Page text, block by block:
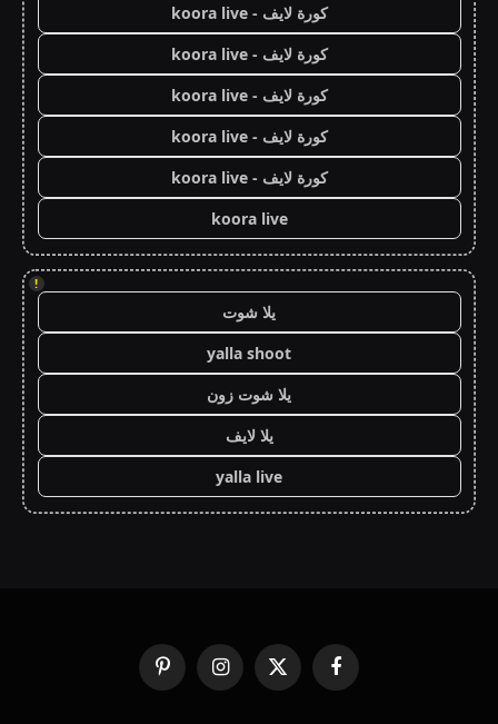
كورة لايف - koora live
كورة لايف - koora live
كورة لايف - koora live
كورة لايف - koora live
كورة لايف - koora live
koora live
!
يلا شوت
yalla shoot
يلا شوت زون
يلا لايف
yalla live
فيسبوك
X
(Twitter)
الانستغرامبينتيريست